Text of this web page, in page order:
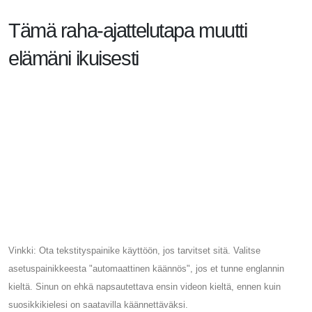
Tämä raha-ajattelutapa muutti
elämäni ikuisesti
Vinkki: Ota tekstityspainike käyttöön, jos tarvitset sitä. Valitse
asetuspainikkeesta "automaattinen käännös", jos et tunne englannin
kieltä. Sinun on ehkä napsautettava ensin videon kieltä, ennen kuin
suosikkikielesi on saatavilla käännettäväksi.